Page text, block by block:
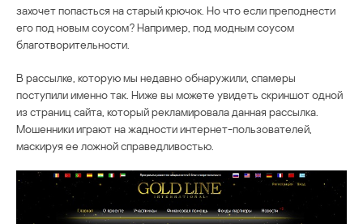
захочет попасться на старый крючок. Но что если преподнести
его под новым соусом? Например, под модным соусом
благотворительности.
В рассылке, которую мы недавно обнаружили, спамеры
поступили именно так. Ниже вы можете увидеть скриншот одной
из страниц сайта, который рекламировала данная рассылка.
Мошенники играют на жадности интернет-пользователей,
маскируя ее ложной справедливостью.